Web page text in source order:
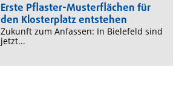
Erste Pflaster-Musterflächen für
den Klosterplatz entstehen
Zukunft zum Anfassen: In Bielefeld sind
jetzt...